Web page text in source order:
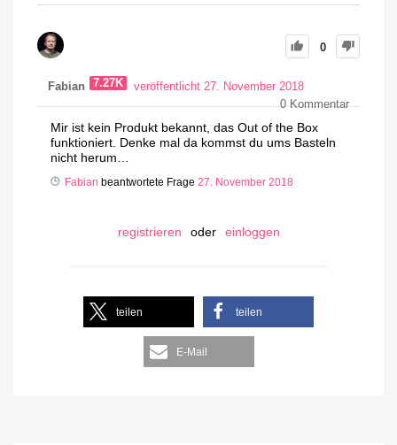
0
Fabian 7.27K
veröffentlicht 27. November 2018
0Kommentar
Mir ist kein Produkt bekannt, das Out of the Box
funktioniert. Denke mal da kommst du ums Basteln
nicht herum…
Fabian beantwortete Frage 27. November 2018
registrieren oder einloggen
teilen teilen
E-Mail